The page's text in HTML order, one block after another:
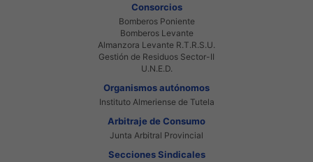
Consorcios
Bomberos Poniente
Bomberos Levante
Almanzora Levante R.T.R.S.U.
Gestión de Residuos Sector-II
U.N.E.D.
Organismos autónomos
Instituto Almeriense de Tutela
Arbitraje de Consumo
Junta Arbitral Provincial
Secciones Sindicales